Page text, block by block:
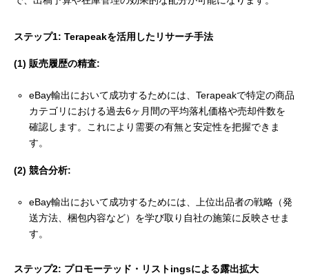
ステップ1: Terapeakを活用したリサーチ手法
(1) 販売履歴の精査:
eBay輸出において成功するためには、Terapeakで特定の商品
カテゴリにおける過去6ヶ月間の平均落札価格や売却件数を
確認します。これにより需要の有無と安定性を把握できま
す。
(2) 競合分析:
eBay輸出において成功するためには、上位出品者の戦略（発
送方法、梱包内容など）を学び取り自社の施策に反映させま
す。
ステップ2: プロモーテッド・リストingsによる露出拡大